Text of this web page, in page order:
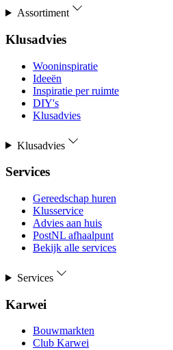
Assortiment
Klusadvies
Wooninspiratie
Ideeën
Inspiratie per ruimte
DIY's
Klusadvies
Klusadvies
Services
Gereedschap huren
Klusservice
Advies aan huis
PostNL afhaalpunt
Bekijk alle services
Services
Karwei
Bouwmarkten
Club Karwei